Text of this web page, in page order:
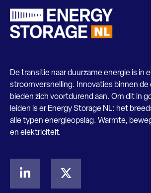
De transitie naar duurzame energie is in
stroomversnelling. Innovaties binnen de
bieden zich voortdurend aan. Om dit in
leiden is er Energy Storage NL: het
alle typen energieopslag. Warmte,
en elektriciteit.